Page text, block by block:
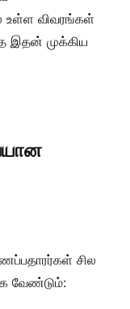
உள்ள விவரங்கள்
இதன் முக்கிய
சில
வேண்டும்: